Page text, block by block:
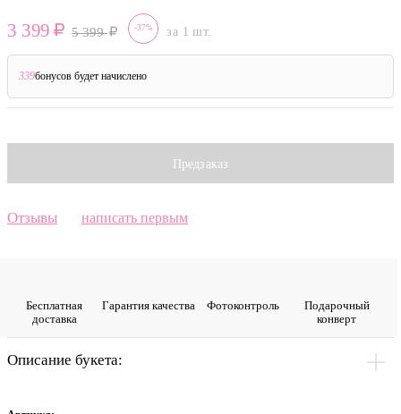
3 399 5 399 -37% за 1 шт.
339бонусов будет начислено
Предзаказ
Отзывы написать первым
Бесплатная
доставка
Гарантия качества Фото­контроль
Подарочный
конверт
Описание букета: